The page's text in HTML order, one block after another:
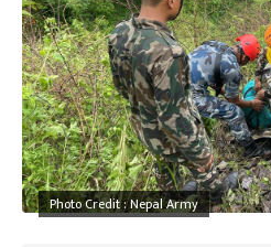
Photo Credit : Nepal Army